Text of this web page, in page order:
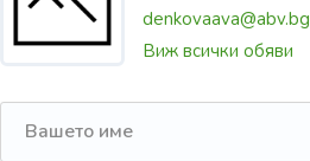
denkovaava@abv.bg
Виж всички обяви